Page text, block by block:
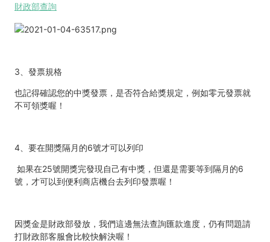
財政部查詢
3 發票規格
也記得確認您的中獎發票，是否符合給獎規定，例如零元發票就
不可領獎喔！
4 要在開獎隔月的6號才可以列印
如果在25號開獎完發現自己有中獎，但還是需要等到隔月的6
號，才可以到便利商店機台去列印發票喔 ！
因獎金是財政部發放，我們這邊無法查詢匯款進度，仍有問題請
打財政部客服會比較快解決喔！